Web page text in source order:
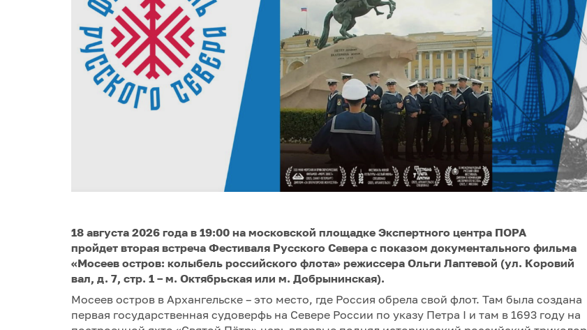
18 августа 2026 года в 19:00 на московской площадке Экспертного центра ПОРА
пройдет вторая встреча Фестиваля Русского Севера с показом документального фильма
«Мосеев остров: колыбель российского флота» режиссера Ольги Лаптевой (ул. Коровий
вал, д. 7, стр. 1 – м. Октябрьская или м. Добрынинская).
Мосеев остров в Архангельске – это место, где Россия обрела свой флот. Там была создана
первая государственная судоверфь на Севере России по указу Петра I и там в 1693 году на